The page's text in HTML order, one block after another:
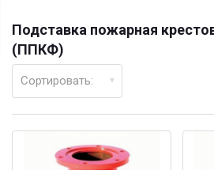
Подставка пожарная
(ППКФ)
Сортировать: